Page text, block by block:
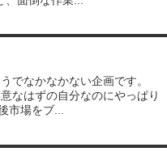
でなかなかない企画です。
なはずの自分なのにやっぱり
市場をブ...